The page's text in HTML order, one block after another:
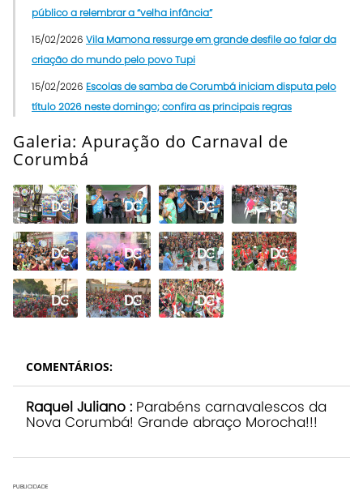
público a relembrar a “velha infância”
15/02/2026 Vila Mamona ressurge em grande desfile ao falar da
criação do mundo pelo povo Tupi
15/02/2026 Escolas de samba de Corumbá iniciam disputa pelo
título 2026 neste domingo; confira as principais regras
Galeria: Apuração do Carnaval de
Corumbá
COMENTÁRIOS:
Raquel Juliano : Parabéns carnavalescos da
Nova Corumbá! Grande abraço Morocha!!!
PUBLICIDADE